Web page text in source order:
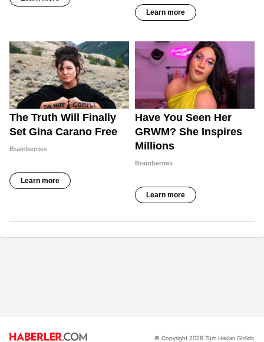
© Copyright 2026 Tüm Hakları Gizlidir.